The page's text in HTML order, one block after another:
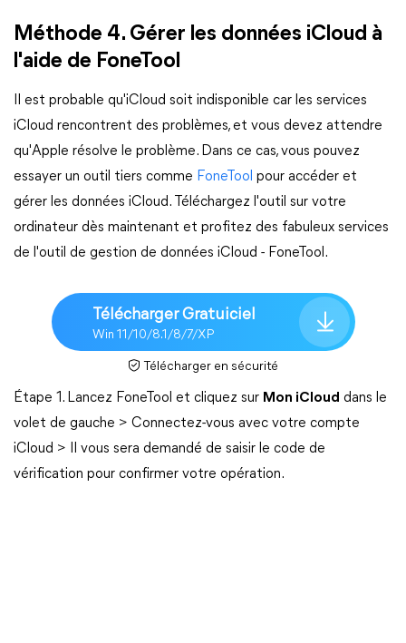
Méthode 4. Gérer les données iCloud à
l'aide de FoneTool
Il est probable qu'iCloud soit indisponible car les services
iCloud rencontrent des problèmes, et vous devez attendre
qu'Apple résolve le problème. Dans ce cas, vous pouvez
essayer un outil tiers comme FoneTool pour accéder et
gérer les données iCloud. Téléchargez l'outil sur votre
ordinateur dès maintenant et profitez des fabuleux services
de l'outil de gestion de données iCloud - FoneTool.
Télécharger Gratuiciel
Win 11/10/8.1/8/7/XP
Télécharger en sécurité
Étape 1. Lancez FoneTool et cliquez sur Mon iCloud dans le
volet de gauche > Connectez-vous avec votre compte
iCloud > Il vous sera demandé de saisir le code de
vérification pour confirmer votre opération.